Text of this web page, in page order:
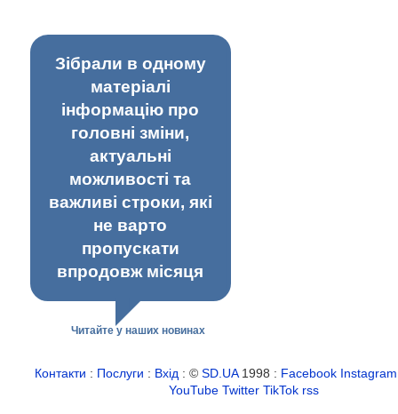
Зібрали в одному
матеріалі
інформацію про
головні зміни,
актуальні
можливості та
важливі строки, які
не варто
пропускати
впродовж місяця
Читайте у наших новинах
Контакти : Послуги : Вхід : ©SD.UA1998 : Facebook Instagram
YouTube Twitter TikTok rss